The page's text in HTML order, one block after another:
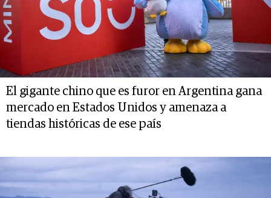
El gigante chino que es furor en Argentina gana
mercado en Estados Unidos y amenaza a
tiendas históricas de ese país